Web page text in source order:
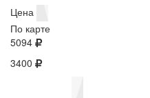
Цена
По карте
5094
3400